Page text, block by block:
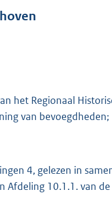
d
6
,
het Regionaal
van bevoegdheden;
4, gelezen in
10.1.1. van